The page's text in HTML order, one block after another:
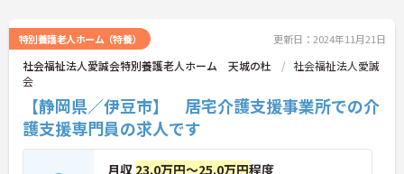
特別養護老人ホーム（特養） 更新日：2024年11月21日
社会福祉法人愛誠会特別養護老人ホーム 天城の杜
社会福祉法人愛誠
会
【静岡県／伊豆市】 居宅介護支援事業所での介
護支援専門員の求人です
月収 23.0万円～25.0万円程度